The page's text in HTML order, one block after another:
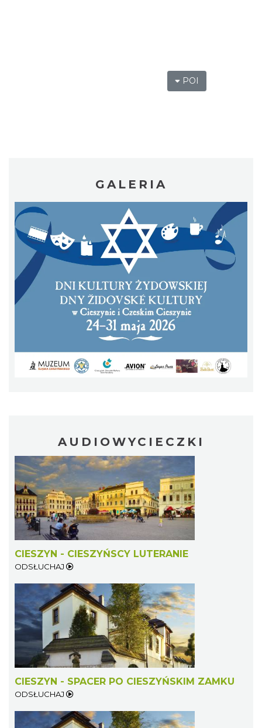
Patroni cieszyńskich ulic - wystawa
Ślad. Litera. Piksel. Wystawa z okazji 30-
lecia Muzeum Drukarstwa w Cieszynie
Cieszyn
2026-07-01
1.87 km
2026-08-09
1.94 km
Cieszyn
1.94 km
Cieszyn
2026-08-23
1.94 km
Cieszyn
POI
GALERIA
AUDIOWYCIECZKI
CIESZYN - CIESZYŃSCY LUTERANIE
ODSŁUCHAJ
CIESZYN - SPACER PO CIESZYŃSKIM ZAMKU
ODSŁUCHAJ